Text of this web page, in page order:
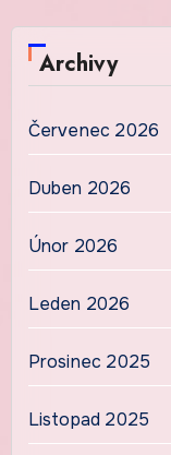
Archivy
Červenec 2026
Duben 2026
Únor 2026
Leden 2026
Prosinec 2025
Listopad 2025